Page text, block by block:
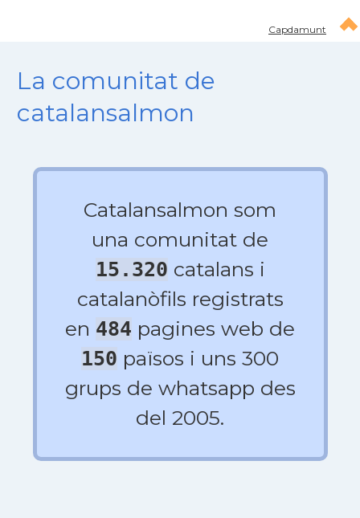
Capdamunt
La comunitat de
catalansalmon
Catalansalmon som
una comunitat de
15.320 catalans i
catalanòfils registrats
en 484 pagines web de
150 països i uns 300
grups de whatsapp des
del 2005.